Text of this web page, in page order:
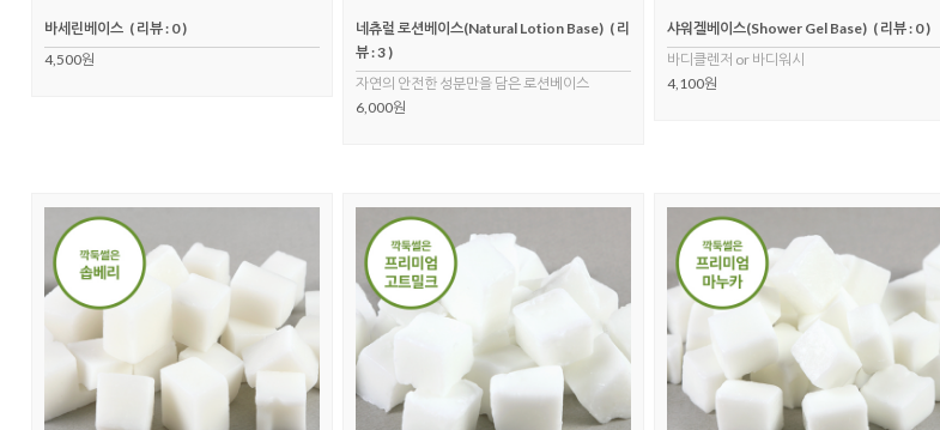
바세린베이스 ( 리뷰 : 0 )
4,500원
네츄럴 로션베이스(Natural Lotion Base) ( 리
뷰 : 3 )
자연의 안전한 성분만을 담은 로션베이스
6,000원
샤워겔베이스(Shower Gel Base) ( 리뷰 : 0 )
바디클렌저 or 바디워시
4,100원